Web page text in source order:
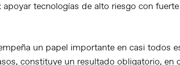
tecnologías de alto riesgo con
un papel importante en casi todos
constituye un resultado obligatorio, en